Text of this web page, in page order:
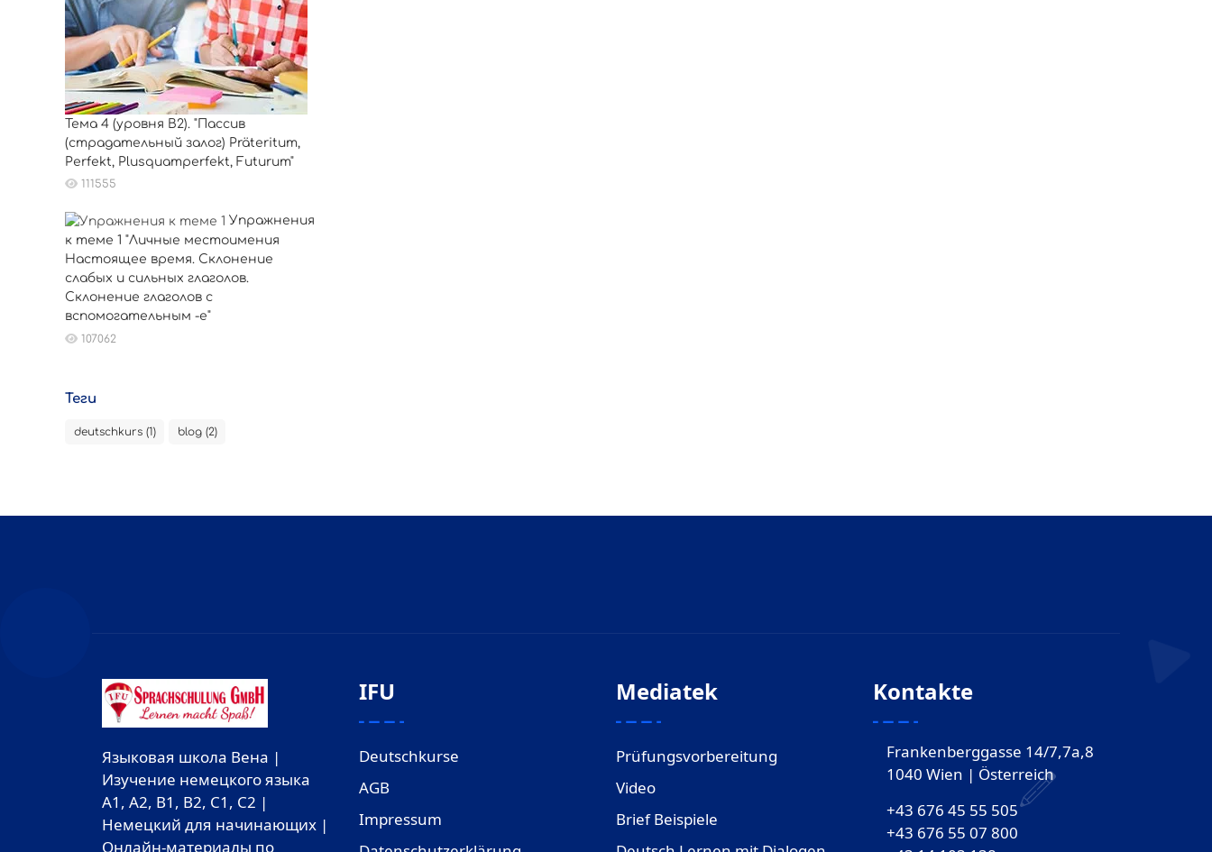
Тема 4 (уровня B2). "Пассив
(страдательный залог) Präteritum,
Perfekt, Plusquamperfekt, Futurum"
111555
Упражнения
к теме 1 "Личные местоимения
Настоящее время. Склонение
слабых и сильных глаголов.
Склонение глаголов с
вспомогательным -е"
107062
Теги
deutschkurs (1) blog (2)
Языковая школа Вена |
Изучение немецкого языка
A1, A2, B1, B2, C1, C2 |
Немецкий для начинающих |
Онлайн-материалы по
IFU
Deutschkurse
AGB
Impressum
Mediatek
Prüfungsvorbereitung
Video
Brief Beispiele
Kontakte
Frankenberggasse 14/7,7a,8
1040 Wien | Österreich
+43 676 45 55 505
+43 676 55 07 800